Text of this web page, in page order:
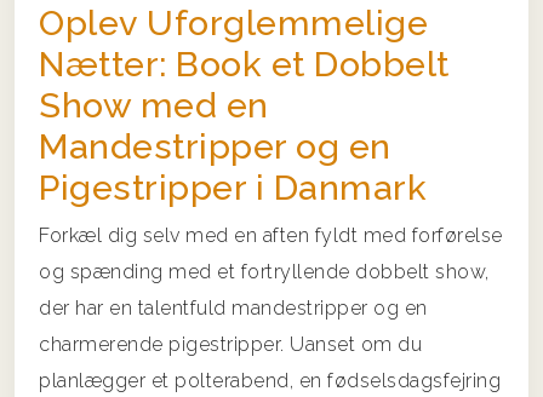
Oplev Uforglemmelige
Nætter: Book et Dobbelt
Show med en
Mandestripper og en
Pigestripper i Danmark
Forkæl dig selv med en aften fyldt med forførelse
og spænding med et fortryllende dobbelt show,
der har en talentfuld mandestripper og en
charmerende pigestripper. Uanset om du
planlægger et polterabend, en fødselsdagsfejring